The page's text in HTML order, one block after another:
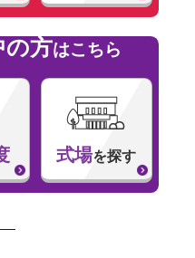
の方はこちら
式場を探す